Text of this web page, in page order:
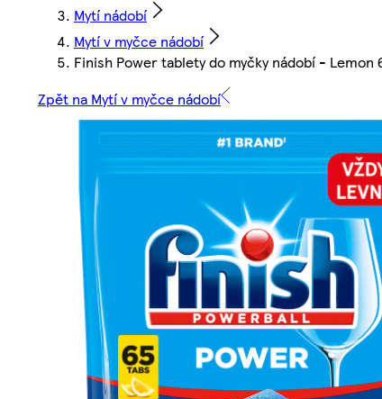
Mytí nádobí
Mytí v myčce nádobí
Finish Power tablety do myčky nádobí - Lemon
Zpět na Mytí v myčce nádobí